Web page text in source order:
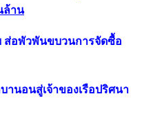
ล้าน
ส่อพัวพันขบวนการจัดซื้อ
านอนสู่เจ้าของเรือปริศนา